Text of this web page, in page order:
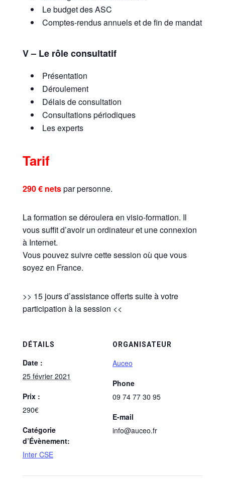
Le budget des ASC
Comptes-rendus annuels et de fin de mandat
V – Le rôle consultatif
Présentation
Déroulement
Délais de consultation
Consultations périodiques
Les experts
Tarif
290 € netspar personne.
La formation se déroulera en visio-formation. Il
vous suffit d’avoir un ordinateur et une connexion
à Internet.
Vous pouvez suivre cette session où que vous
soyez en France.
>> 15 jours d’assistance offerts suite à votre
participation à la session <<
DÉTAILS
Date :
25 février 2021
Prix :
290€
Catégorie
d’Évènement:
Inter CSE
ORGANISATEUR
Auceo
Phone
09 74 77 30 95
E-mail
info@auceo.fr